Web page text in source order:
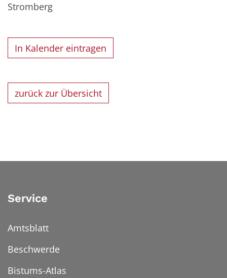
Stromberg
In Kalender eintragen
zurück zur Übersicht
Service
Amtsblatt
Beschwerde
Bistums-Atlas